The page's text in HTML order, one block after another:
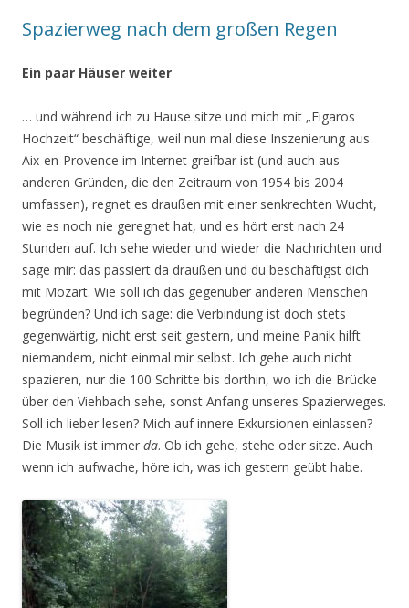
Spazierweg nach dem großen Regen
Ein paar Häuser weiter
… und während ich zu Hause sitze und mich mit „Figaros
Hochzeit“ beschäftige, weil nun mal diese Inszenierung aus
Aix-en-Provence im Internet greifbar ist (und auch aus
anderen Gründen, die den Zeitraum von 1954 bis 2004
umfassen), regnet es draußen mit einer senkrechten Wucht,
wie es noch nie geregnet hat, und es hört erst nach 24
Stunden auf. Ich sehe wieder und wieder die Nachrichten und
sage mir: das passiert da draußen und du beschäftigst dich
mit Mozart. Wie soll ich das gegenüber anderen Menschen
begründen? Und ich sage: die Verbindung ist doch stets
gegenwärtig, nicht erst seit gestern, und meine Panik hilft
niemandem, nicht einmal mir selbst. Ich gehe auch nicht
spazieren, nur die 100 Schritte bis dorthin, wo ich die Brücke
über den Viehbach sehe, sonst Anfang unseres Spazierweges.
Soll ich lieber lesen? Mich auf innere Exkursionen einlassen?
Die Musik ist immer da. Ob ich gehe, stehe oder sitze. Auch
wenn ich aufwache, höre ich, was ich gestern geübt habe.